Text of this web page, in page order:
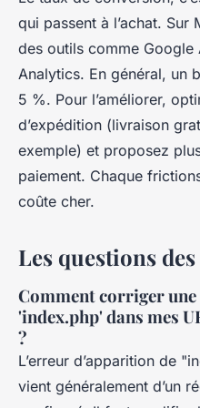
qui passent à l’achat. Sur
des outils comme
Analytics. En général, un
5 %. Pour l’améliorer,
d’expédition (livraison
exemple) et proposez
paiement. Chaque
coûte cher.
Les questions
Comment corriger
'index.php' dans mes
?
L’erreur d’apparition de
vient généralement d’un